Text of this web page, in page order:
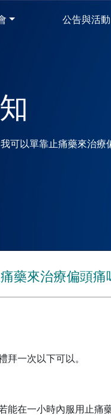
公告與活動
我可以單靠止痛藥來治療
藥來治療偏頭痛
拜一次以下可以。
能在一小時內服用止痛